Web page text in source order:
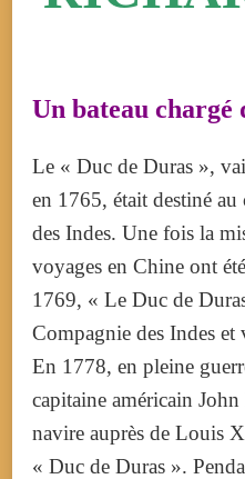
Un bateau chargé
Le « Duc de Duras »,
en 1765, était destiné
des Indes. Une fois la
voyages en Chine ont
1769, « Le Duc de
Compagnie des Indes
En 1778, en pleine
capitaine américain
navire auprès de Louis
« Duc de Duras ».